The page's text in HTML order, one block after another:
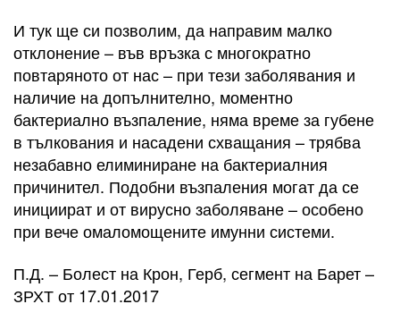
И тук ще си позволим, да направим малко
отклонение – във връзка с многократно
повтаряното от нас – при тези заболявания и
наличие на допълнително, моментно
бактериално възпаление, няма време за губене
в тълкования и насадени схващания – трябва
незабавно елиминиране на бактериалния
причинител. Подобни възпаления могат да се
инициират и от вирусно заболяване – особено
при вече омаломощените имунни системи.
П.Д. – Болест на Крон, Герб, сегмент на Барет –
ЗРХТ от 17.01.2017